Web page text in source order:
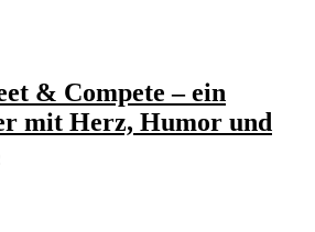
& Compete – ein
mit Herz, Humor und